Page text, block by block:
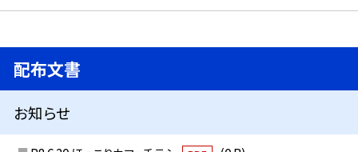
配布文書
お知らせ